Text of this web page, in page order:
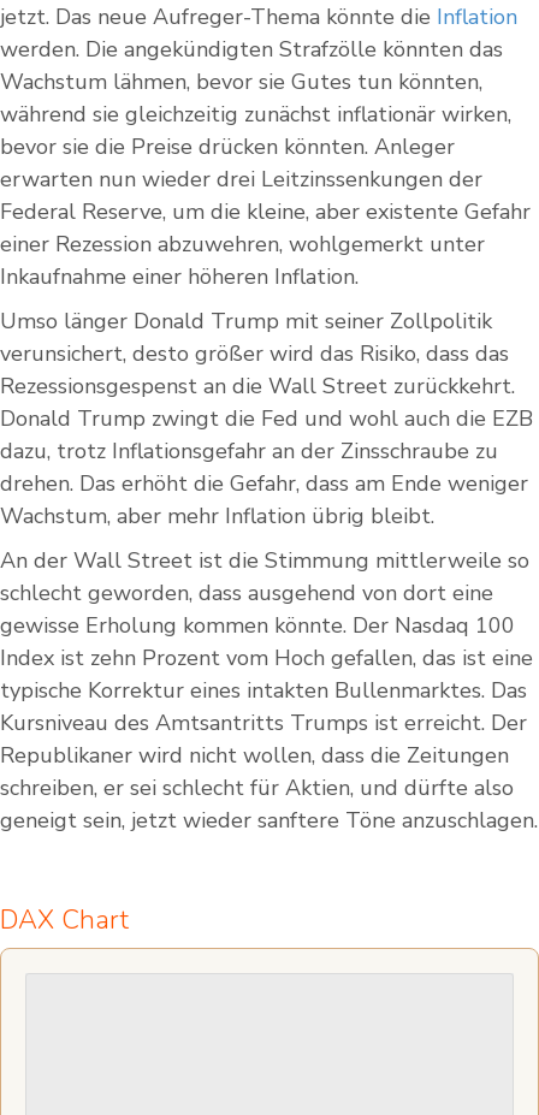
jetzt. Das neue Aufreger-Thema könnte die Inflation
werden. Die angekündigten Strafzölle könnten das
Wachstum lähmen, bevor sie Gutes tun könnten,
während sie gleichzeitig zunächst inflationär wirken,
bevor sie die Preise drücken könnten. Anleger
erwarten nun wieder drei Leitzinssenkungen der
Federal Reserve, um die kleine, aber existente Gefahr
einer Rezession abzuwehren, wohlgemerkt unter
Inkaufnahme einer höheren Inflation.
Umso länger Donald Trump mit seiner Zollpolitik
verunsichert, desto größer wird das Risiko, dass das
Rezessionsgespenst an die Wall Street zurückkehrt.
Donald Trump zwingt die Fed und wohl auch die EZB
dazu, trotz Inflationsgefahr an der Zinsschraube zu
drehen. Das erhöht die Gefahr, dass am Ende weniger
Wachstum, aber mehr Inflation übrig bleibt.
An der Wall Street ist die Stimmung mittlerweile so
schlecht geworden, dass ausgehend von dort eine
gewisse Erholung kommen könnte. Der Nasdaq 100
Index ist zehn Prozent vom Hoch gefallen, das ist eine
typische Korrektur eines intakten Bullenmarktes. Das
Kursniveau des Amtsantritts Trumps ist erreicht. Der
Republikaner wird nicht wollen, dass die Zeitungen
schreiben, er sei schlecht für Aktien, und dürfte also
geneigt sein, jetzt wieder sanftere Töne anzuschlagen.
DAX Chart